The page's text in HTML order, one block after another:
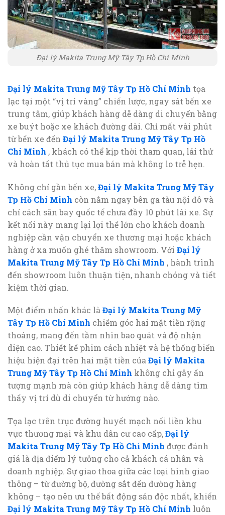
Đại lý Makita Trung Mỹ Tây Tp Hồ Chí Minh
Đại lý Makita Trung Mỹ Tây Tp Hồ Chí Minh tọa
lạc tại một “vị trí vàng” chiến lược, ngay sát bến xe
trung tâm, giúp khách hàng dễ dàng di chuyển bằng
xe buýt hoặc xe khách đường dài. Chỉ mất vài phút
từ bến xe đến Đại lý Makita Trung Mỹ Tây Tp Hồ
Chí Minh , khách có thể kịp thời tham quan, lái thử
và hoàn tất thủ tục mua bán mà không lo trễ hẹn.
Không chỉ gần bến xe,Đại lý Makita Trung Mỹ Tây
Tp Hồ Chí Minh còn nằm ngay bên ga tàu nội đô và
chỉ cách sân bay quốc tế chưa đầy 10 phút lái xe. Sự
kết nối này mang lại lợi thế lớn cho khách doanh
nghiệp cần vận chuyển xe thương mại hoặc khách
hàng ở xa muốn ghé thăm showroom. Với Đại lý
Makita Trung Mỹ Tây Tp Hồ Chí Minh , hành trình
đến showroom luôn thuận tiện, nhanh chóng và tiết
kiệm thời gian.
Một điểm nhấn khác làĐại lý Makita Trung Mỹ
Tây Tp Hồ Chí Minh chiếm góc hai mặt tiền rộng
thoáng, mang đến tầm nhìn bao quát và độ nhận
diện cao. Thiết kế phim cách nhiệt và hệ thống biển
hiệu hiện đại trên hai mặt tiền củaĐại lý Makita
Trung Mỹ Tây Tp Hồ Chí Minh không chỉ gây ấn
tượng mạnh mà còn giúp khách hàng dễ dàng tìm
thấy vị trí dù di chuyển từ hướng nào.
Tọa lạc trên trục đường huyết mạch nối liền khu
vực thương mại và khu dân cư cao cấp,Đại lý
Makita Trung Mỹ Tây Tp Hồ Chí Minh được đánh
giá là địa điểm lý tưởng cho cả khách cá nhân và
doanh nghiệp. Sự giao thoa giữa các loại hình giao
thông – từ đường bộ, đường sắt đến đường hàng
không – tạo nên ưu thế bất động sản độc nhất, khiến
Đại lý Makita Trung Mỹ Tây Tp Hồ Chí Minh luôn